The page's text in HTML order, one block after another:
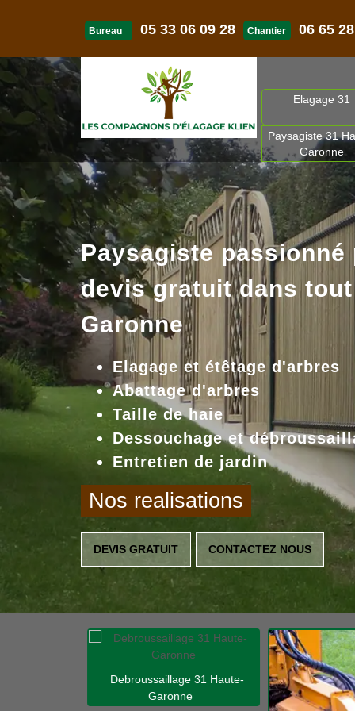
Bureau 05 33 06 09 28 Chantier 06 65
Elagage 31
Paysagiste 31
Garonne
Paysagiste passionné
devis gratuit dans tout
Garonne
Elagage et étêtage d'arbres
Abattage d'arbres
Taille de haie
Dessouchage et
Entretien de jardin
Nos realisations
DEVIS GRATUIT CONTACTEZ NOUS
Debroussaillage 31 Haute-
Garonne